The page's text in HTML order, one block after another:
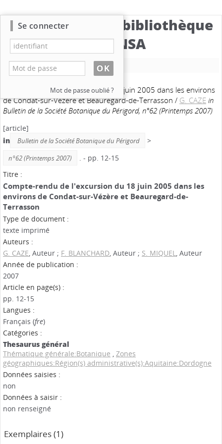
Catalogue de la bibliothèque
du CBNSA
Nouvelle recherche
Compte-rendu de l'excursion du 18 juin 2005 dans les environs
de Condat-sur-Vézère et Beauregard-de-Terrasson / G. CAZEin
Bulletin de la Société Botanique du Périgord, n°62 (Printemps 2007)
[article]
in
Bulletin de la Société Botanique du Périgord >
n°62 (Printemps 2007)
. - pp. 12-15
Titre :
Compte-rendu de l'excursion du 18 juin 2005 dans les
environs de Condat-sur-Vézère et Beauregard-de-
Terrasson
Type de document :
texte imprimé
Auteurs :
G. CAZE, Auteur ; F. BLANCHARD, Auteur ; S. MIQUEL, Auteur
Année de publication :
2007
Article en page(s) :
pp. 12-15
Langues :
Français (fre)
Catégories :
Thesaurus général
Thématique générale:Botanique , Zones
géographiques:Région(s) administrative(s):Aquitaine:Dordogne
Données saisies :
non
Données à saisir :
non renseigné
Exemplaires (1)
Se connecter
Mot de passe oublié ?